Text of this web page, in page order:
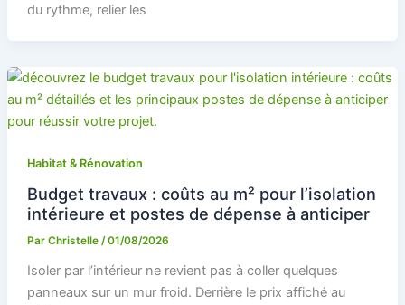
du rythme, relier les
Habitat & Rénovation
Budget travaux : coûts au m² pour l’isolation
intérieure et postes de dépense à anticiper
Par Christelle /01/08/2026
Isoler par l’intérieur ne revient pas à coller quelques
panneaux sur un mur froid. Derrière le prix affiché au